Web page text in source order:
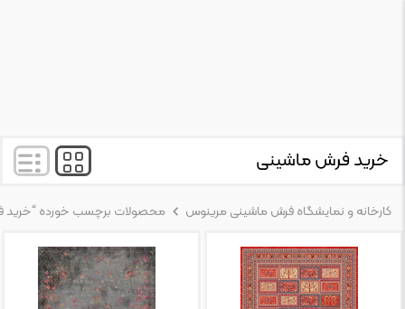
خرید فرش ماشینی
کارخانه و نمایشگاه فرش ماشینی مرینوس محصولات برچسب خورده “خرید